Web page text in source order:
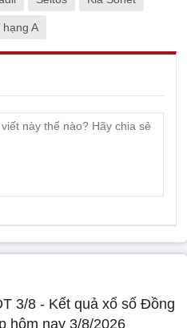
tư 3,4 tỷ USD tại Mỹ để sản
hạng A